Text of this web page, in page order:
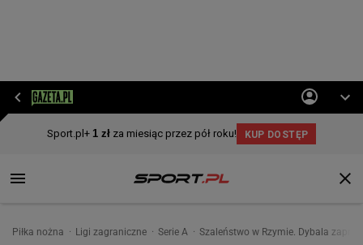
Piłka nożna Ligi zagraniczne Serie A Szaleństwo w Rzymie. Dybala